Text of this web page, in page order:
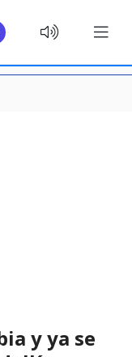
y ya se